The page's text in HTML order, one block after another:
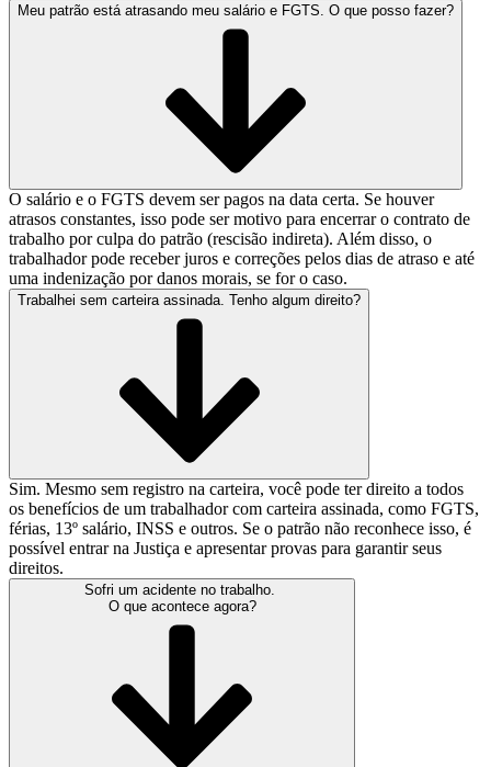
Meu patrão está atrasando meu salário e FGTS. O que posso fazer?
O salário e o FGTS devem ser pagos na data certa. Se houver
atrasos constantes, isso pode ser motivo para encerrar o contrato de
trabalho por culpa do patrão (rescisão indireta). Além disso, o
trabalhador pode receber juros e correções pelos dias de atraso e até
uma indenização por danos morais, se for o caso.
Trabalhei sem carteira assinada. Tenho algum direito?
Sim. Mesmo sem registro na carteira, você pode ter direito a todos
os benefícios de um trabalhador com carteira assinada, como FGTS,
férias, 13º salário, INSS e outros. Se o patrão não reconhece isso, é
possível entrar na Justiça e apresentar provas para garantir seus
direitos.
Sofri um acidente no trabalho.
O que acontece agora?